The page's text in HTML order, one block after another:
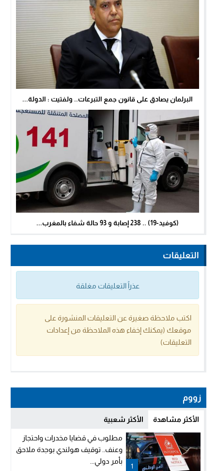
البرلمان يصادق على قانون جمع التبرعات.. ولفتيت : الدولة...
(كوفيد-19) .. 238 إصابة و 93 حالة شفاء بالمغرب...
التعليقات
عذراً التعليقات مغلقة
اكتب ملاحظة صغيرة عن التعليقات المنشورة على
موقعك (يمكنك إخفاء هذه الملاحظة من إعدادات
التعليقات)
زووم
الأكثر مشاهدة الأكثر شعبية
1
مطلوب في قضايا مخدرات واحتجاز
وعنف.. توقيف هولندي بوجدة ملاحق
بأمر دولي...